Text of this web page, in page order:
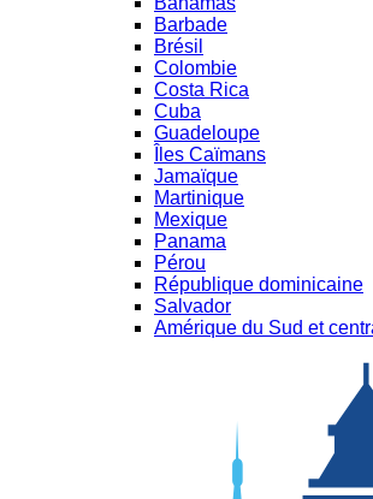
Barbade
Brésil
Colombie
Costa Rica
Cuba
Guadeloupe
Îles Caïmans
Jamaïque
Martinique
Mexique
Panama
Pérou
République dominicaine
Salvador
Amérique du Sud et